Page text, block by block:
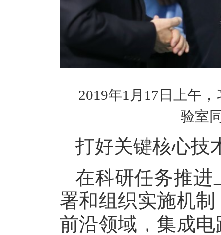
2019年1月17日上午
验室
打好关键核心技
在科研任务推进
署和组织实施机
前沿领域，集成